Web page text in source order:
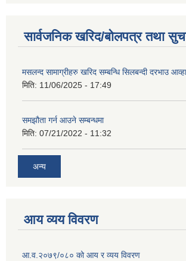
सार्वजनिक खरिद/बोलपत्र तथा
मसलन्द सामाग्रीहरु खरिद सम्बन्धि सिलबन्दी दरभाउ
मिति: 11/06/2025 - 17:49
समझौता गर्न आउने सम्बन्धमा
मिति: 07/21/2022 - 11:32
अन्य
आय व्यय विवरण
आ.व.२०७९/०८० को आय र व्यय विवरण